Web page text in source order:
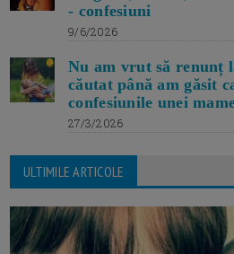
- confesiuni
9/6/2026
Nu am vrut să renunț
căutat până am găsit
confesiunile unei
27/3/2026
ULTIMILE ARTICOLE